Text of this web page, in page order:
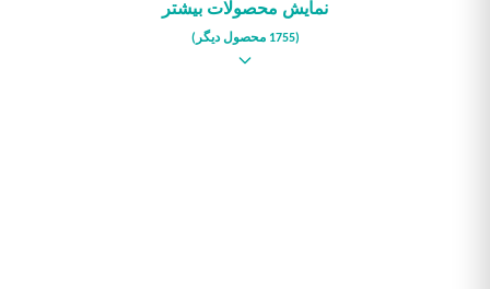
نمایش محصولات بیشتر
(1755 محصول دیگر)